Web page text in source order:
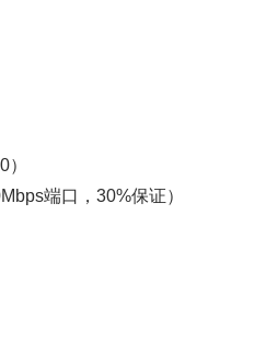
端口，30%保证）